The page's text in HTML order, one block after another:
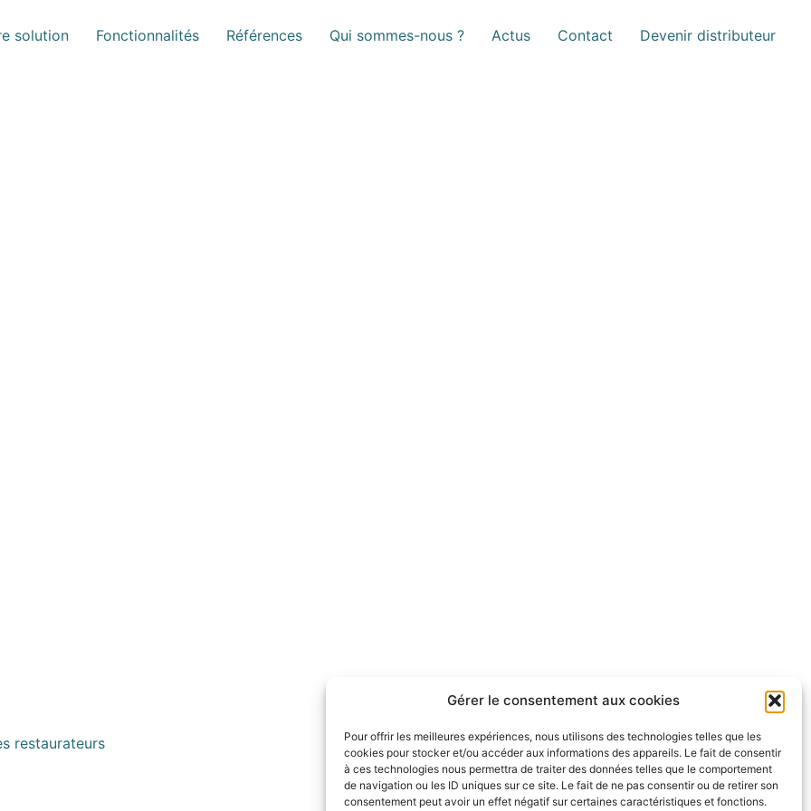
Gérer le consentement aux cookies
Pour offrir les meilleures expériences, nous utilisons des technologies telles que les
cookies pour stocker et/ou accéder aux informations des appareils. Le fait de consentir
à ces technologies nous permettra de traiter des données telles que le comportement
de navigation ou les ID uniques sur ce site. Le fait de ne pas consentir ou de retirer son
consentement peut avoir un effet négatif sur certaines caractéristiques et fonctions.
solution Fonctionnalités Références Qui sommes-nous ? Actus Contact Devenir distributeur
restaurateurs Tous droits réservés